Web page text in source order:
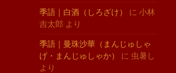
季語｜白酒（しろざけ）
に小林
吉太郎 より
季語｜曼珠沙華（まんじゅしゃ
げ・まんじゅしゃか）
に 虫暑し
より